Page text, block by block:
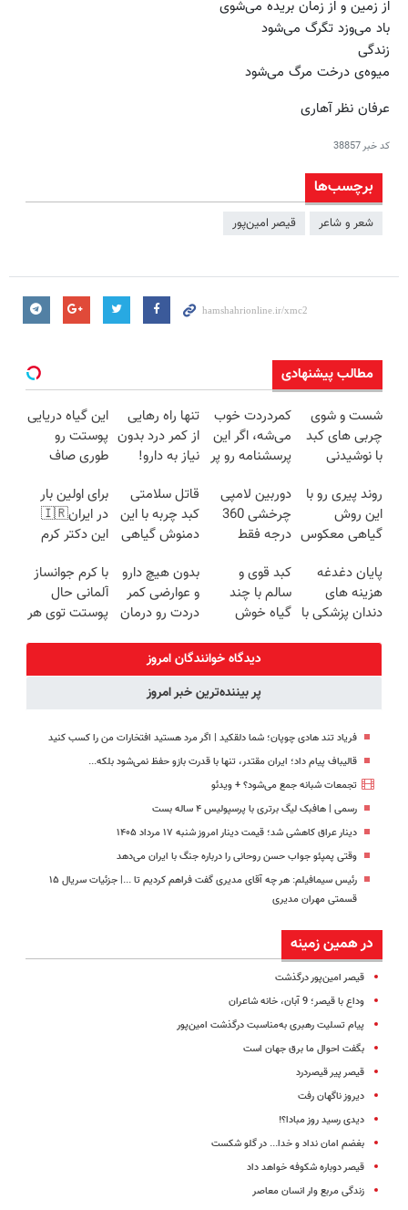
از زمین و از زمان بریده می‌شوی
باد می‌وزد تگرگ می‌شود
زندگی
میوه‌ی درخت مرگ می‌شود
عرفان نظر آهاری
کد خبر38857
برچسب‌ها
شعر و شاعر قیصر امین‌پور
مطالب پیشنهادی
شست و شوی
چربی های کبد
با نوشیدنی
کمردردت خوب
می‌شه، اگر این
پرسشنامه رو پر
تنها راه رهایی
از کمر درد بدون
نیاز به دارو!
این گیاه دریایی
پوستت رو
طوری صاف
20سال جوون
شدی🔥
روند پیری رو با
این روش
گیاهی معکوس
دوربین لامپی
چرخشی 360
درجه فقط
🔥 پرداخت
درب منزل
قاتل سلامتی
کبد چربه با این
دمنوش گیاهی
برای اولین بار
در ایران🇮🇷
این دکتر کرم
روزه ساخت!
پایان دغدغه
هزینه های
دندان پزشکی با
کبد قوی و
سالم با چند
گیاه خوش
بدون هیچ دارو
و عوارضی کمر
دردت رو درمان
(پرسش‌نامه)
با کرم جوانساز
آلمانی حال
پوستت توی هر
دیدگاه خوانندگان امروز
پر بیننده‌ترین خبر امروز
فریاد تند هادی چوپان؛‌ شما دلقکید | اگر مرد هستید افتخارات من را کسب کنید
قالیباف پیام داد؛ ایران مقتدر، تنها با قدرت بازو حفظ نمی‌شود بلکه...
تجمعات شبانه جمع می‌شود؟ + ویدئو
رسمی | هافبک لیگ برتری با پرسپولیس ۴ ساله بست
دینار عراق کاهشی شد؛ قیمت دینار امروز شنبه ۱۷ مرداد ۱۴۰۵
وقتی پمپئو جواب حسن روحانی را درباره جنگ با ایران می‌دهد
رئیس سیمافیلم: هر چه آقای مدیری گفت فراهم کردیم تا ...| جزئیات سریال ۱۵
قسمتی مهران مدیری
در همین زمینه
قیصر امین‌پور درگذشت
وداع با قیصر؛ 9 آبان، خانه شاعران
پیام تسلیت رهبری به‌مناسبت درگذشت امین‌پور
بگفت احوال ما برق جهان است
قیصر پیر قیصردرد
دیروز ناگهان رفت
دیدی رسید روز مبادا؟!
بغضم امان نداد و خدا... در گلو شکست
قیصر دوباره شکوفه خواهد داد
زندگی مربع وار انسان معاصر